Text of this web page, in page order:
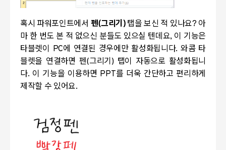
혹시 파워포인트에서 펜(그리기) 탭을 보신 적 있나요? 아
마 한 번도 본 적 없으신 분들도 있으실 텐데요, 이 기능은
타블렛이 PC에 연결된 경우에만 활성화됩니다. 와콤 타
블렛을 연결하면 펜(그리기) 탭이 자동으로 활성화됩니
다. 이 기능을 이용하면 PPT를 더욱 간단하고 편리하게
제작할 수 있어요.